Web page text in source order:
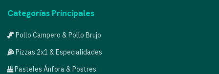
Categorías Principales
Pollo Campero & Pollo Brujo
Pizzas 2x1 & Especialidades
Pasteles Ánfora & Postres